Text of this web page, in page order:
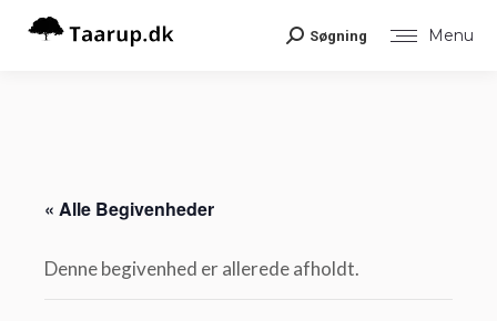
Menu
Search:
Søgning
« Alle Begivenheder
Denne begivenhed er allerede afholdt.